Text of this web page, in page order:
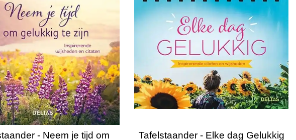
- Neem je tijd om
Tafelstaander - Elke dag Gelukkig